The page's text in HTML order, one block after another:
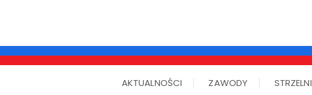
AKTUALNOŚCI ZAWODY